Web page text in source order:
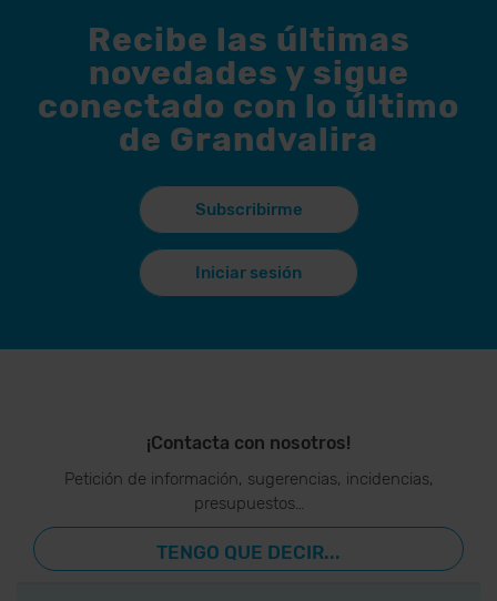
Recibe las últimas
novedades y sigue
conectado con lo último
de Grandvalira
Subscribirme
Iniciar sesión
¡Contacta con nosotros!
Petición de información, sugerencias, incidencias,
presupuestos…
TENGO QUE DECIR...